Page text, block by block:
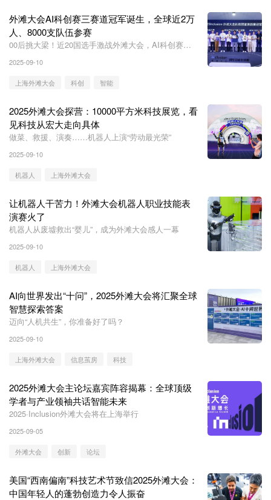
外滩大会AI科创赛三赛道冠军诞生，全球近2万
人、8000支队伍参赛
00后挑大梁！近20国选手激战外滩大会，AI科创赛三
2025-09-10
上海外滩大会 科创 智能
2025外滩大会探营：10000平方米科技展览，看
见科技从宏大走向具体
做菜、救援、演奏……机器人上演“劳动最光荣”
2025-09-10
机器人 上海外滩大会
让机器人干苦力！外滩大会机器人职业技能表
演赛火了
机器人从废墟救出“婴儿”，成为外滩大会感人一幕
2025-09-10
机器人 上海外滩大会
AI向世界发出“十问”，2025外滩大会将汇聚全球
智慧探索答案
迈向“人机共生”，你准备好了吗？
2025-09-10
上海外滩大会 信息茧房 科技
2025外滩大会主论坛嘉宾阵容揭幕：全球顶级
学者与产业领袖共话智能未来
2025·Inclusion外滩大会将在上海举行
2025-09-05
外滩大会 创新 论坛
美国“西南偏南”科技艺术节致信2025外滩大会：
中国年轻人的蓬勃创造力令人振奋